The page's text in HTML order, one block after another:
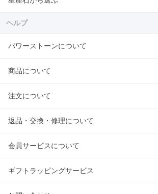
ヘルプ
パワーストーンについて
商品について
注文について
返品・交換・修理について
会員サービスについて
ギフトラッピングサービス